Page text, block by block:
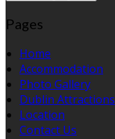
Pages
Home
Accommodation
Photo Gallery
Dublin Attractions
Location
Contact Us